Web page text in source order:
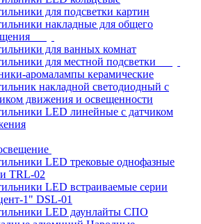
для подсветки картин
накладные для общего
для ванных комнат
для местной подсветки
аромалампы керамические
накладной светодиодный с
движения и освещенности
LED линейные с датчиком
LED трековые однофазные
TRL-02
LED встраиваемые серии
1" DSL-01
LED даунлайты СПО